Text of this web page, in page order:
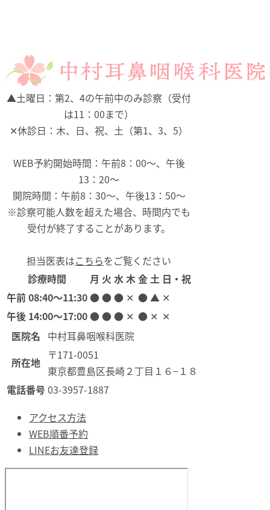
診療時間 月 火 水木金土 日・祝
午前08:40〜11:30●●● ✕ ●▲ ✕
午後 14:00〜17:00●●● ✕ ● ✕ ✕
▲土曜日：第2、4の午前中のみ診察（受付
は11：00まで）
✕休診日：木、日、祝、土（第1、3、5）
WEB予約開始時間：午前8：00～、午後
13：20～
開院時間：午前8：30～、午後13：50～
※診察可能人数を超えた場合、時間内でも
受付が終了することがあります。
担当医表はこちらをご覧ください
医院名 中村耳鼻咽喉科医院
所在地
〒171-0051
東京都豊島区長崎２丁目１６−１８
電話番号03-3957-1887
アクセス方法
WEB順番予約
LINEお友達登録